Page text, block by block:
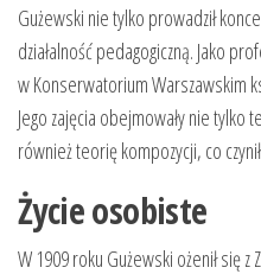
Gużewski nie tylko prowadził
działalność pedagogiczną. Jako
w Konserwatorium Warszawskim
Jego zajęcia obejmowały nie tylko
również teorię kompozycji, co
Życie osobiste
W 1909 roku Gużewski ożenił się